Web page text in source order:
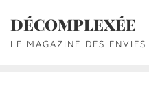
DÉCOMPLEXÉE
LE MAGAZINE DES ENVIES